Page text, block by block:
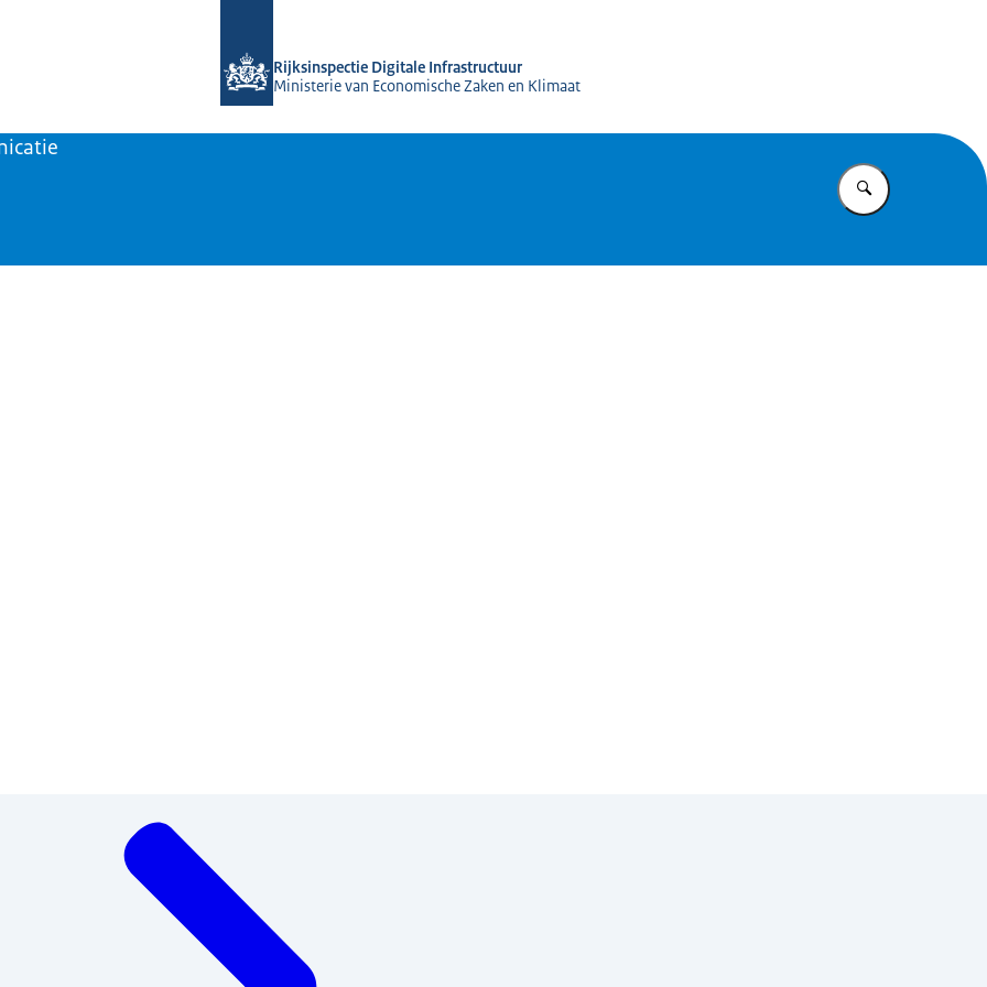
Rijksinspectie Digitale Infrastructuur
Ministerie van Economische Zaken en Klimaat
Vul in wat u